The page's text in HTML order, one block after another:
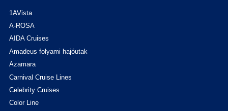
1AVista
A-ROSA
AIDA Cruises
Amadeus folyami hajóutak
Azamara
Carnival Cruise Lines
Celebrity Cruises
Color Line